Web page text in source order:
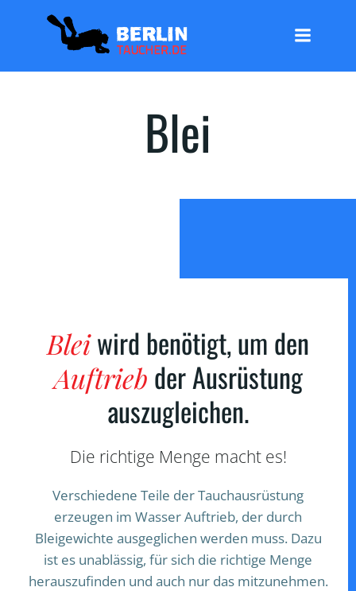
Inhalt
springen
Blei
Bleiwird benötigt, um den
Auftrieb der Ausrüstung
auszugleichen.
Die richtige Menge macht es!
Verschiedene Teile der Tauchausrüstung
erzeugen im Wasser Auftrieb, der durch
Bleigewichte ausgeglichen werden muss. Dazu
ist es unablässig, für sich die richtige Menge
herauszufinden und auch nur das mitzunehmen.